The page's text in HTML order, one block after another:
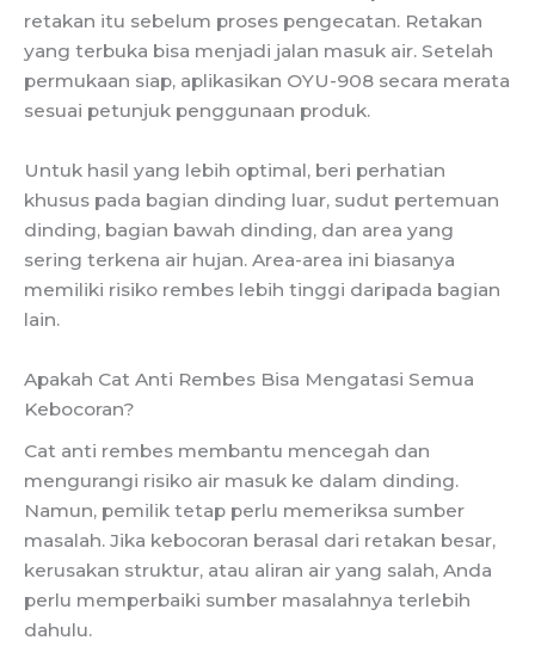
retakan itu sebelum proses pengecatan. Retakan
yang terbuka bisa menjadi jalan masuk air. Setelah
permukaan siap, aplikasikan OYU-908 secara merata
sesuai petunjuk penggunaan produk.
Untuk hasil yang lebih optimal, beri perhatian
khusus pada bagian dinding luar, sudut pertemuan
dinding, bagian bawah dinding, dan area yang
sering terkena air hujan. Area-area ini biasanya
memiliki risiko rembes lebih tinggi daripada bagian
lain.
Apakah Cat Anti Rembes Bisa Mengatasi Semua
Kebocoran?
Cat anti rembes membantu mencegah dan
mengurangi risiko air masuk ke dalam dinding.
Namun, pemilik tetap perlu memeriksa sumber
masalah. Jika kebocoran berasal dari retakan besar,
kerusakan struktur, atau aliran air yang salah, Anda
perlu memperbaiki sumber masalahnya terlebih
dahulu.